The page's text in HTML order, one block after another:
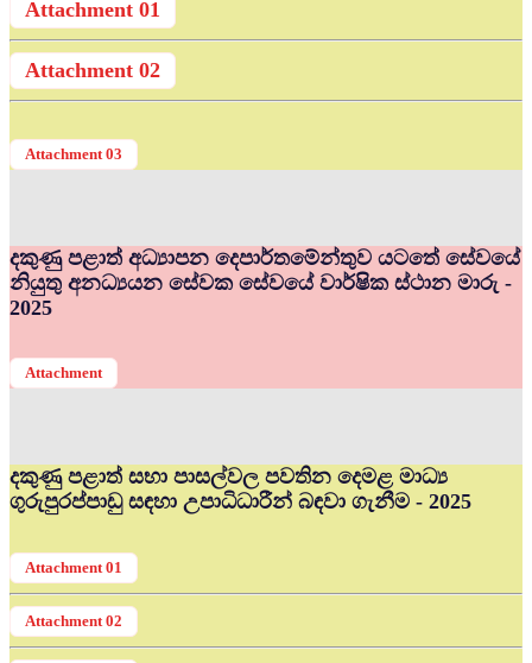
Attachment 01
Attachment 02
Attachment 03
දකුණු පළාත් අධ්‍යාපන දෙපාර්තමේන්තුව යටතේ සේවයේ
නියුතු අනධ්‍යයන සේවක සේවයේ වාර්ෂික ස්ථාන මාරු -
2025
Attachment
දකුණු පළාත් සභා පාසල්වල පවතින දෙමළ මාධ්‍ය
ගුරුපුරප්පාඩු සඳහා උපාධිධාරීන් බඳවා ගැනීම - 2025
Attachment 01
Attachment 02